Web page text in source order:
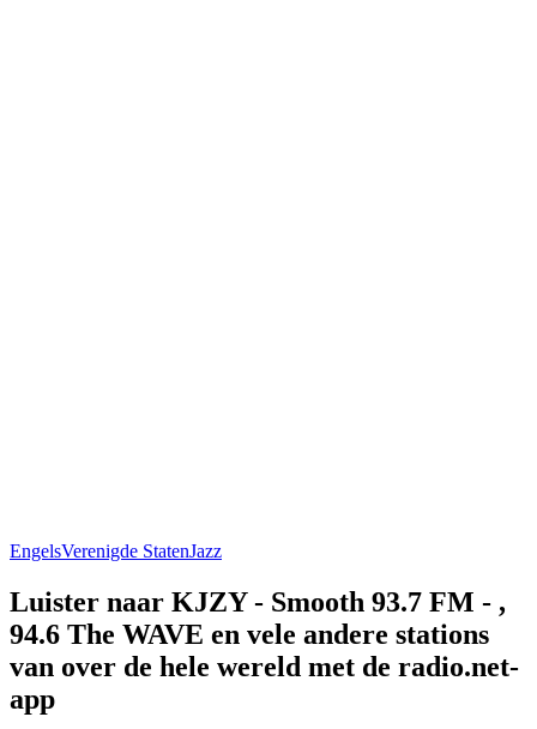
EngelsVerenigde StatenJazz
Luister naar KJZY - Smooth 93.7 FM - ,
94.6 The WAVE en vele andere stations
van over de hele wereld met de radio.net-
app